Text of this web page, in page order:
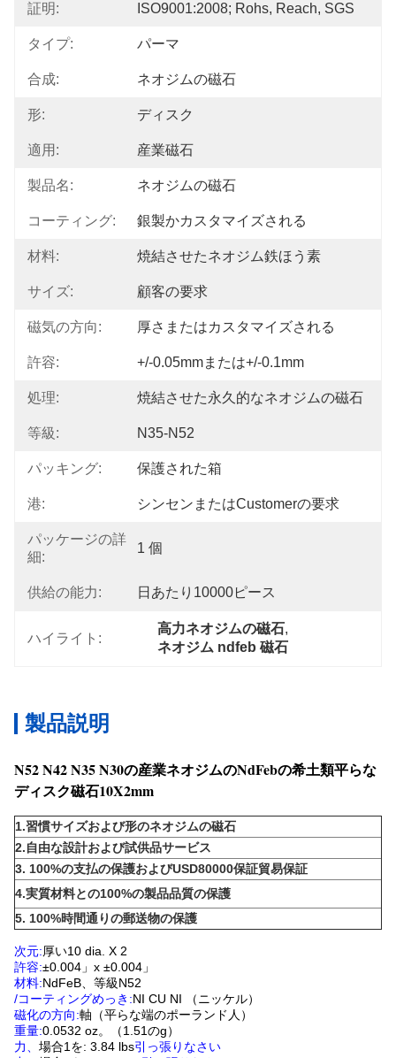
証明: ISO9001:2008; Rohs, Reach, SGS
タイプ: パーマ
合成: ネオジムの磁石
形: ディスク
適用: 産業磁石
製品名: ネオジムの磁石
コーティング: 銀製かカスタマイズされる
材料: 焼結させたネオジム鉄ほう素
サイズ: 顧客の要求
磁気の方向: 厚さまたはカスタマイズされる
許容: +/-0.05mmまたは+/-0.1mm
処理: 焼結させた永久的なネオジムの磁石
等級: N35-N52
パッキング: 保護された箱
港: シンセンまたはcustomerの要求
パッケージの詳
細:
1 個
供給の能力: 日あたり10000ピース
ハイライト:
高力ネオジムの磁石,
ネオジム ndfeb 磁石
製品説明
N52 N42 N35 N30の産業ネオジムのNdFebの希土類平らな
ディスク磁石10X2mm
1.習慣サイズおよび形のネオジムの磁石
2.自由な設計および試供品サービス
3. 100%の支払の保護およびUSD80000保証貿易保証
4.実質材料との100%の製品品質の保護
5. 100%時間通りの郵送物の保護
次元:厚い10 dia. X 2
許容:±0.004」x ±0.004」
材料:NdFeB、等級N52
/コーティングめっき:NI CU NI （ニッケル）
磁化の方向:軸（平らな端のポーランド人）
重量:0.0532 oz。（1.51のg）
力、 場合1を: 3.84 lbs引っ張りなさい